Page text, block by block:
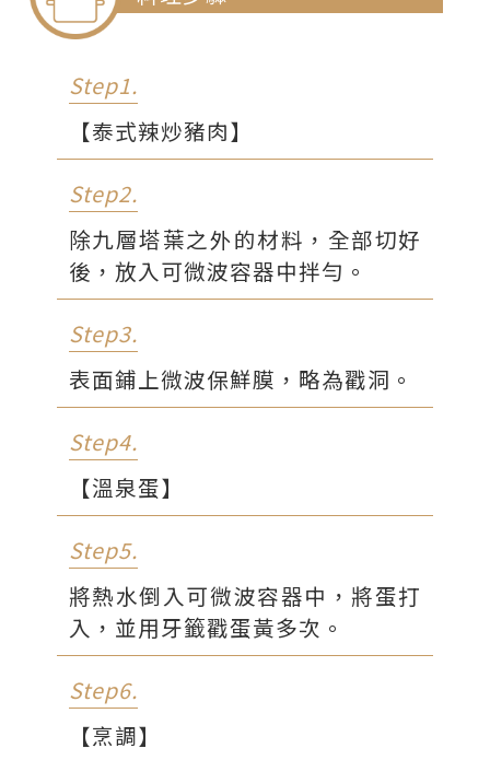
全蛋
Step1.
【泰式辣炒豬肉】
Step2.
除九層塔葉之外的材料，全部切好
後，放入可微波容器中拌勻。
Step3.
表面鋪上微波保鮮膜，略為戳洞。
Step4.
【溫泉蛋】
Step5.
將熱水倒入可微波容器中，將蛋打
入，並用牙籤戳蛋黃多次。
Step6.
【烹調】